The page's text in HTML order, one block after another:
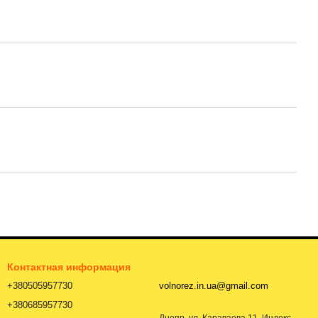
Контактная информация
+380505957730
+380685957730
volnorez.in.ua@gmail.com